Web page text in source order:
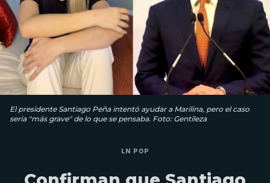
El presidente Santiago Peña intentó ayudar a Marilina, pero el caso
sería "más grave" de lo que se pensaba. Foto: Gentileza
LN POP